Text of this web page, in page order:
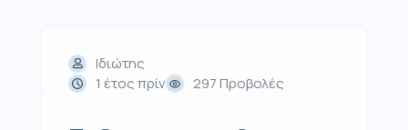
Ιδιώτης
1 έτος πρίν
297 Προβολές